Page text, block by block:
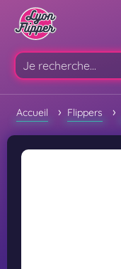
Accueil › Flippers ›